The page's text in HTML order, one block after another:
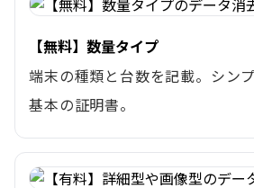
【無料】数量タイプ
端末の種類と台数を記載。シン
基本の証明書。